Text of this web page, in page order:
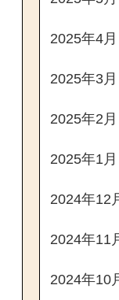
2025年4月
2025年3月
2025年2月
2025年1月
2024年12
2024年11
2024年10